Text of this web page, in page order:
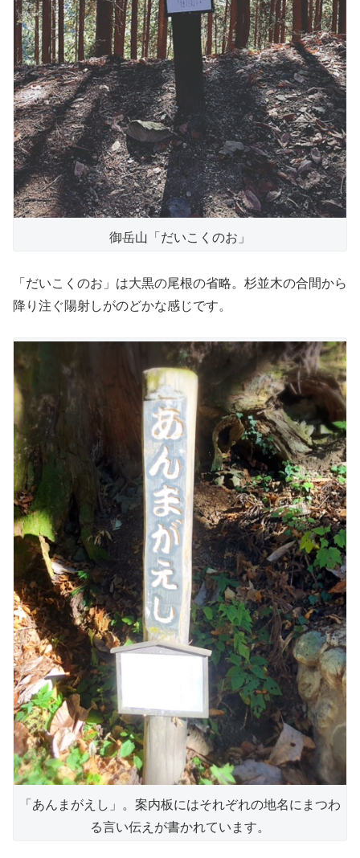
御岳山「だいこくのお」
「だいこくのお」は大黒の尾根の省略。杉並木の合間から
降り注ぐ陽射しがのどかな感じです。
「あんまがえし」。案内板にはそれぞれの地名にまつわ
る言い伝えが書かれています。